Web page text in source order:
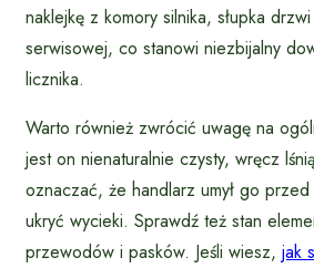
naklejkę z komory silnika, słupka
serwisowej, co stanowi niezbijalny
licznika.
Warto również zwrócić uwagę na
jest on nienaturalnie czysty, wręcz
oznaczać, że handlarz umył go
ukryć wycieki. Sprawdź też stan
przewodów i pasków. Jeśli wiesz, jak